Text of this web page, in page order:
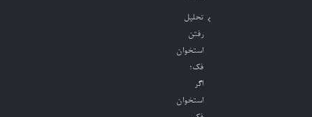
تحلیل
رفتن
استخوان
فک؛
اگر
استخوان